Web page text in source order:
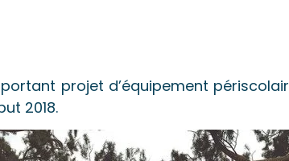
projet d’équipement
2018.